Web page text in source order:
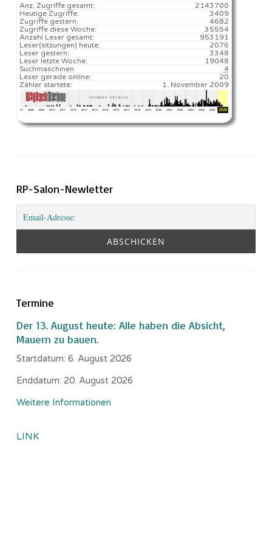
2143700
Anz. Zugriffe gesamt:
3409
Heutige Zugriffe:
4682
Zugriffe gestern:
35554
Zugriffe diese Woche:
953191
Anzahl Leser gesamt:
2076️
Leser(sitzungen) heute:
3348
Leser gestern:
19048️
Leser letzte Woche:
4
Suchmaschinen
20
Leser gerade online:
1. November 2009
Zähler startete:
RP-Salon-Newletter
Termine
Der 13. August heute: Alle haben die Absicht,
Mauern zu bauen.
Startdatum: 6. August 2026
Enddatum: 20. August 2026
Weitere Informationen
LINK